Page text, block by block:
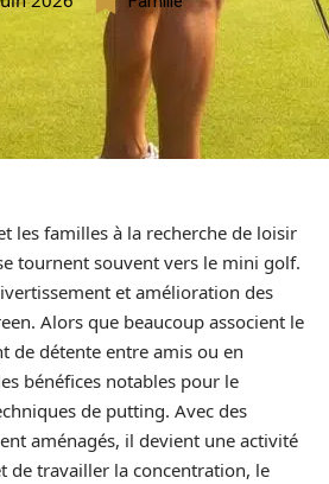
les familles à la recherche de loisir
tournent souvent vers le mini golf.
et amélioration des
Alors que beaucoup associent le
de détente entre amis ou en
bénéfices notables pour le
de putting. Avec des
aménagés, il devient une activité
de travailler la concentration, le